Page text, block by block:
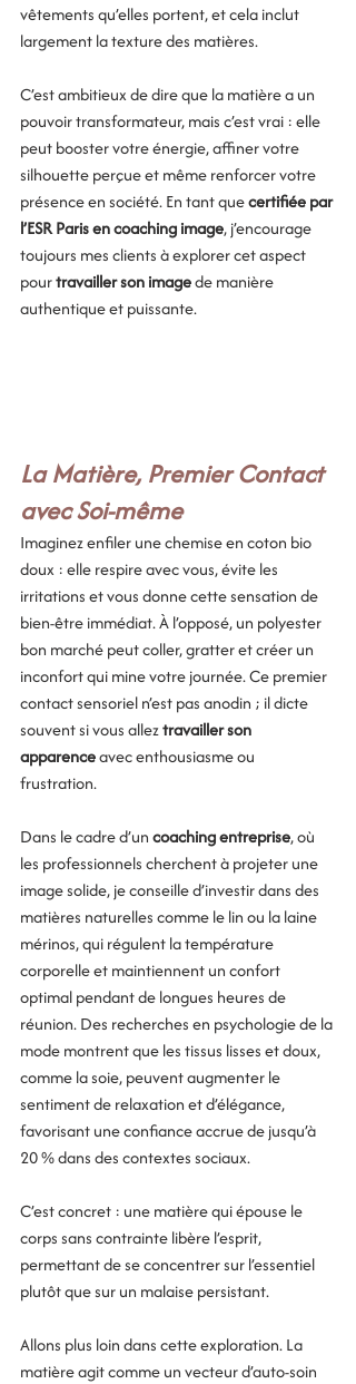
vêtements qu’elles portent, et cela inclut
largement la texture des matières.
C’est ambitieux de dire que la matière a un
pouvoir transformateur, mais c’est vrai : elle
peut booster votre énergie, affiner votre
silhouette perçue et même renforcer votre
présence en société. En tant que certifiée par
l’ESR Paris en coaching image, j’encourage
toujours mes clients à explorer cet aspect
pour travailler son image de manière
authentique et puissante.
La Matière, Premier Contact
avec Soi-même
Imaginez enfiler une chemise en coton bio
doux : elle respire avec vous, évite les
irritations et vous donne cette sensation de
bien-être immédiat. À l’opposé, un polyester
bon marché peut coller, gratter et créer un
inconfort qui mine votre journée. Ce premier
contact sensoriel n’est pas anodin ; il dicte
souvent si vous allez travailler son
apparence avec enthousiasme ou
frustration.
Dans le cadre d’un coaching entreprise, où
les professionnels cherchent à projeter une
image solide, je conseille d’investir dans des
matières naturelles comme le lin ou la laine
mérinos, qui régulent la température
corporelle et maintiennent un confort
optimal pendant de longues heures de
réunion. Des recherches en psychologie de la
mode montrent que les tissus lisses et doux,
comme la soie, peuvent augmenter le
sentiment de relaxation et d’élégance,
favorisant une confiance accrue de jusqu’à
20 % dans des contextes sociaux.
C’est concret : une matière qui épouse le
corps sans contrainte libère l’esprit,
permettant de se concentrer sur l’essentiel
plutôt que sur un malaise persistant.
Allons plus loin dans cette exploration. La
matière agit comme un vecteur d’auto-soin